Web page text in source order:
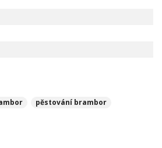
pěstování brambor